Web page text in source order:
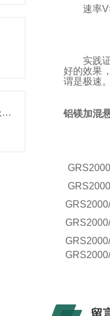
如何使用纳米分散机时可延长其使用寿命？
速率
实践
好的效果
谓是极速
铝镁加混
GRS
GRS
GRS
GRS
GRS
GRS